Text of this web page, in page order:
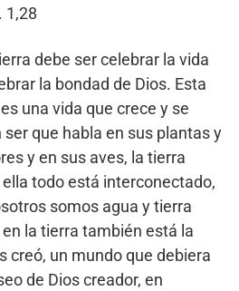
1,28
debe ser celebrar la vida
la bondad de Dios. Esta
una vida que crece y se
que habla en sus plantas y
y en sus aves, la tierra
todo está interconectado,
somos agua y tierra
la tierra también está la
creó, un mundo que debiera
de Dios creador, en